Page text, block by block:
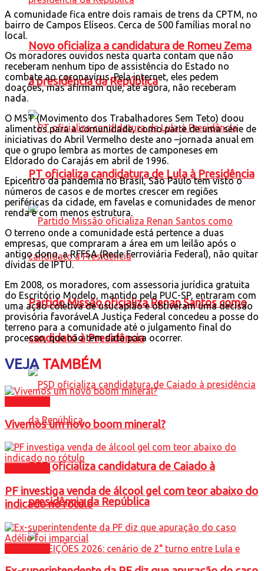
Novo oficializa a candidatura de Romeu Zema
à presidência da República
PT oficializa candidatura de Lula à Presidência
Partido Missão oficializa Renan Santos como
candidato à Presidência
PSD oficializa candidatura de Caiado à
presidência da República
A comunidade fica entre dois ramais de trens da CPTM, no
bairro de Campos Elíseos. Cerca de 500 famílias moral no
local.
Os moradores ouvidos nesta quarta contam que não
receberam nenhum tipo de assistência do Estado no
combate ao coronavírus. Pela internet, eles pedem
doações, mas afirmam que, até agora, não receberam
nada.
O MST (Movimento dos Trabalhadores Sem Teto) doou
alimentos para a comunidade, como parte de uma série de
iniciativas do Abril Vermelho deste ano –jornada anual em
que o grupo lembra as mortes de camponeses em
Eldorado do Carajás em abril de 1996.
Epicentro da pandemia no Brasil, São Paulo tem visto o
números de casos e de mortes crescer em regiões
periféricas da cidade, em favelas e comunidades de menor
renda e com menos estrutura.
O terreno onde a comunidade está pertence a duas
empresas, que compraram a área em um leilão após o
antigo dono, a RFFSA (Rede Ferroviária Federal), não quitar
dívidas de IPTU.
Em 2008, os moradores, com assessoria jurídica gratuita
do Escritório Modelo, mantido pela PUC-SP, entraram com
uma ação coletiva de usucapião e obtiveram uma decisão
provisória favorável.A Justiça Federal concedeu a posse do
terreno para a comunidade até o julgamento final do
processo, que não tem data para ocorrer.
VEJATAMBÉM
Vivemos um novo boom mineral?
PF investiga venda de álcool gel com teor abaixo do
indicado no rótulo